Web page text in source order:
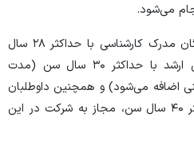
می‌شود.
بر اساس شرایط اعلام‌شده، دارندگان مدرک کارشناسی با حداکثر ۲۸ سال
سن و دارندگان مدرک کارشناسی ارشد با حداکثر ۳۰ سال سن (مدت
اضافه می‌شود) و همچنین داوطلبان
صرفا دارای سابقه بانکی با حداکثر ۴۰ سال سن، مجاز به شرکت در این